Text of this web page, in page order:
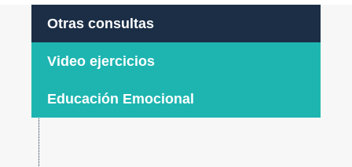
Otras consultas
Video ejercicios
Educación Emocional